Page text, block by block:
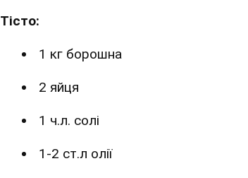
Тісто:
1 кг борошна
2 яйця
1 ч.л. солі
1-2 ст.л олії